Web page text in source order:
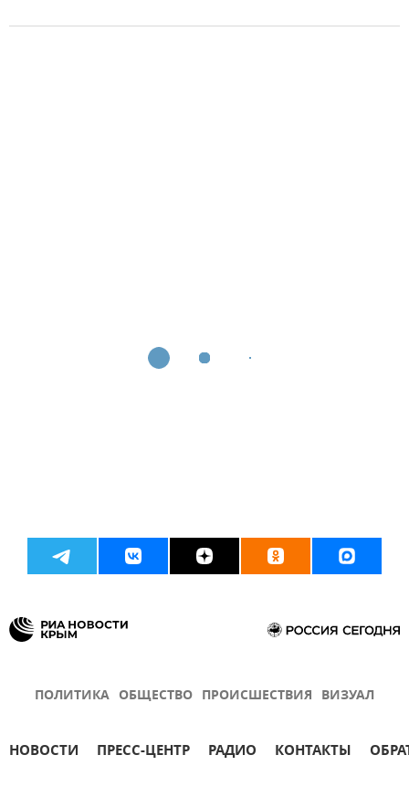
ПОЛИТИКА ОБЩЕСТВО ПРОИСШЕСТВИЯ ВИЗУАЛ
НОВОСТИ ПРЕСС-ЦЕНТР РАДИО КОНТАКТЫ